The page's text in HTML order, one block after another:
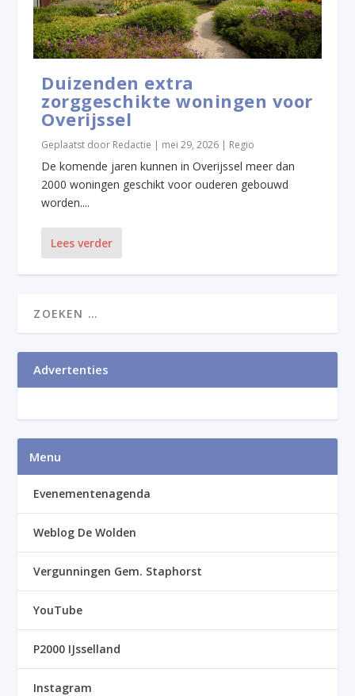
Duizenden extra
zorggeschikte woningen voor
Overijssel
Geplaatst door Redactie | mei 29, 2026 | Regio
De komende jaren kunnen in Overijssel meer dan
2000 woningen geschikt voor ouderen gebouwd
worden....
Lees verder
Advertenties
Menu
Evenementenagenda
Weblog De Wolden
Vergunningen Gem. Staphorst
YouTube
P2000 IJsselland
Instagram